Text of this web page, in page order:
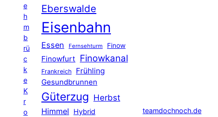
e
h
m
b
rü
c
k
e
K
r
o
Eberswalde
Eisenbahn
Essen Fernsehturm Finow
Finowfurt Finowkanal
Frankreich Frühling
Gesundbrunnen
Güterzug Herbst
Himmel
Hybrid teamdochnoch.de